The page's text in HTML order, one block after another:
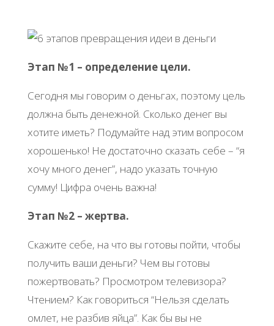
Этап №1 – определение цели.
Сегодня мы говорим о деньгах, поэтому цель
должна быть денежной. Сколько денег вы
хотите иметь? Подумайте над этим вопросом
хорошенько! Не достаточно сказать себе – “я
хочу много денег”, надо указать точную
сумму! Цифра очень важна!
Этап №2 – жертва.
Скажите себе, на что вы готовы пойти, чтобы
получить ваши деньги? Чем вы готовы
пожертвовать? Просмотром телевизора?
Чтением? Как говориться “Нельзя сделать
омлет, не разбив яйца”. Как бы вы не